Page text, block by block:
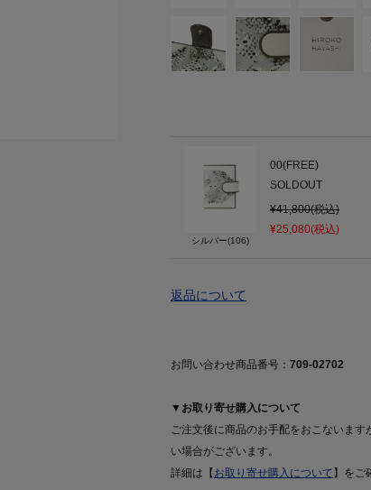
シルバー(106)
00(FREE)
SOLDOUT
¥41,800(税込)
¥25,080(税込)
返品について
お問い合わせ商品番号： 709-02702
▼お取り寄せ購入について
ご注文後に商品のお手配をおこないま
い場合がございます。
詳細は【 お取り寄せ購入について 】をご